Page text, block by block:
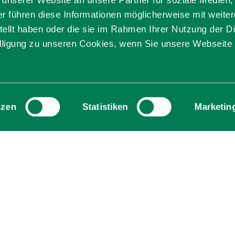
führen diese Informationen möglicherweise mit
haben oder die sie im Rahmen Ihrer Nutzung der
zu unseren Cookies, wenn Sie unsere Webseite
Statistiken
des Kleinen Traithens, ist ein echter